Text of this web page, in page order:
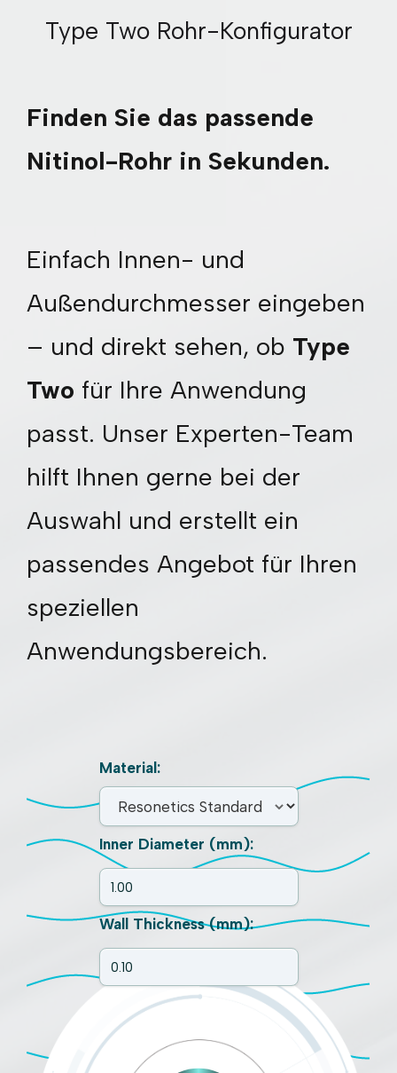
Type Two Rohr-Konfigurator
Finden Sie das passende
Nitinol-Rohr in Sekunden.
Einfach Innen- und
Außendurchmesser eingeben
– und direkt sehen, ob Type
Two für Ihre Anwendung
passt. Unser Experten-Team
hilft Ihnen gerne bei der
Auswahl und erstellt ein
passendes Angebot für Ihren
speziellen
Anwendungsbereich.
Material:
Inner Diameter (mm):
Wall Thickness (mm):